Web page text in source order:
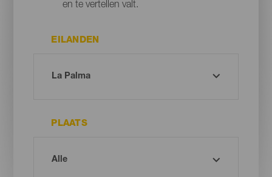
en te vertellen valt.
EILANDEN
PLAATS